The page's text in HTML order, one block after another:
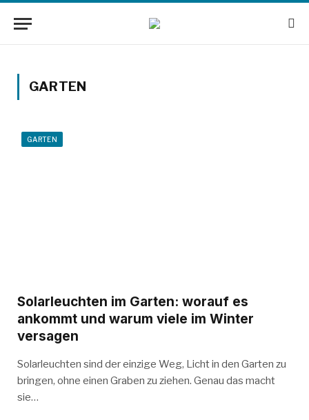
GARTEN
GARTEN
Solarleuchten im Garten: worauf es
ankommt und warum viele im Winter
versagen
Solarleuchten sind der einzige Weg, Licht in den Garten zu
bringen, ohne einen Graben zu ziehen. Genau das macht
sie…